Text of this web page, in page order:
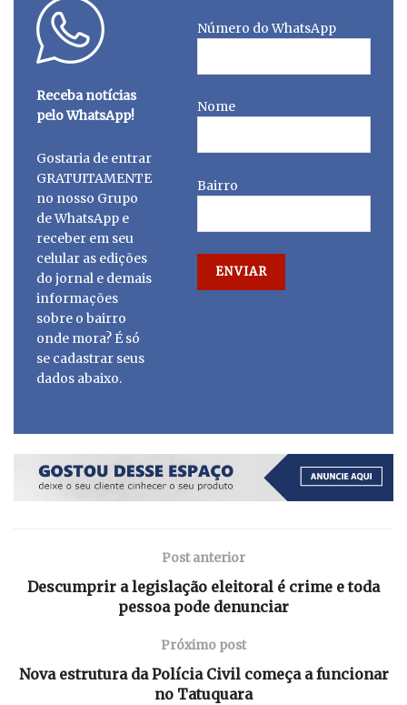
Receba notícias
pelo WhatsApp!
Gostaria de entrar
GRATUITAMENTE
no nosso Grupo
de WhatsApp e
receber em seu
celular as edições
do jornal e demais
informações
sobre o bairro
onde mora? É só
se cadastrar seus
dados abaixo.
Número do WhatsApp
Nome
Bairro
Post anterior
Descumprir a legislação eleitoral é crime e toda
pessoa pode denunciar
Próximo post
Nova estrutura da Polícia Civil começa a funcionar
no Tatuquara